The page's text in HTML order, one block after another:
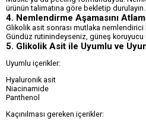
ürünün talimatına göre bekletip durulayın.
4. Nemlendirme Aşamasını
Glikolik asit sonrası mutlaka nemlendirici
Gündüz rutinindeyseniz, güneş koruyucu
5. Glikolik Asit ile Uyumlu ve
Uyumlu içerikler:
Hyaluronik asit
Niacinamide
Panthenol
Kaçınılması gereken içerikler: